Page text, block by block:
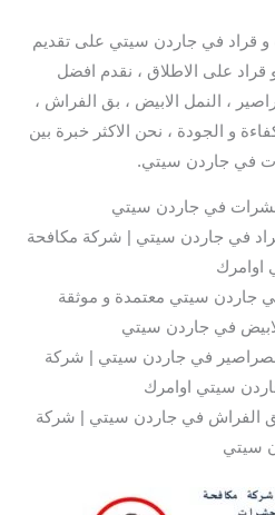
في جاردن سيتي على تقديم
على الاطلاق ، نقدم افضل
، النمل الابيض ، بق الفراش ،
و الجودة ، نحن الاكثر خبرة بين
في جاردن سيتي.
في جاردن سيتي
في جاردن سيتي | شركة مكافحة
اوامرك
جاردن سيتي معتمدة و موثقة
في جاردن سيتي
في جاردن سيتي | شركة
سيتي اوامرك
الفراش في جاردن سيتي | شركة
سيتي